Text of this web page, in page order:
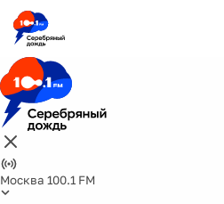
Москва 100.1 FM